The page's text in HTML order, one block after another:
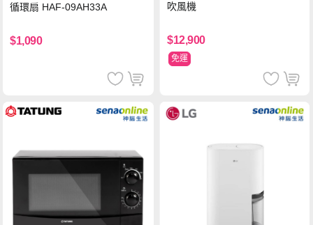
循環扇 HAF-09AH33A
$1,090
吹風機
$12,900
免運